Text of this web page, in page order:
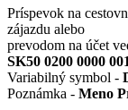
Príspevok na
zájazdu alebo
prevodom na účet
SK50 0200 0000
Variabilný symbol -
Poznámka - Meno